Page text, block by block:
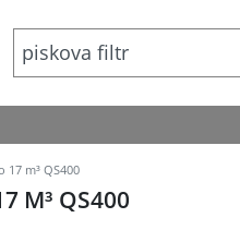
17 m³ QS400
M³ QS400